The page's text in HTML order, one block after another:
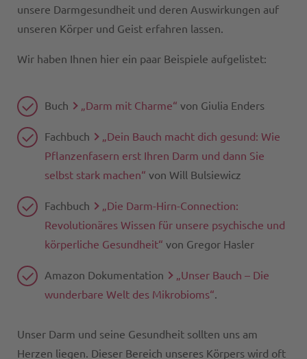
unsere Darmgesundheit und deren Auswirkungen auf
unseren Körper und Geist erfahren lassen.
Wir haben Ihnen hier ein paar Beispiele aufgelistet:
Buch „Darm mit Charme“ von Giulia Enders
Fachbuch
„Dein Bauch macht dich gesund: Wie
Pflanzenfasern erst Ihren Darm und dann Sie
selbst stark machen“ von Will Bulsiewicz
Fachbuch
„Die Darm-Hirn-Connection:
Revolutionäres Wissen für unsere psychische und
körperliche Gesundheit“ von Gregor Hasler
Amazon Dokumentation
„Unser Bauch – Die
wunderbare Welt des Mikrobioms“.
Unser Darm und seine Gesundheit sollten uns am
Herzen liegen. Dieser Bereich unseres Körpers wird oft